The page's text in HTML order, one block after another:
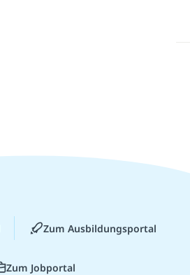
Zum Ausbildungsportal
Zum Jobportal